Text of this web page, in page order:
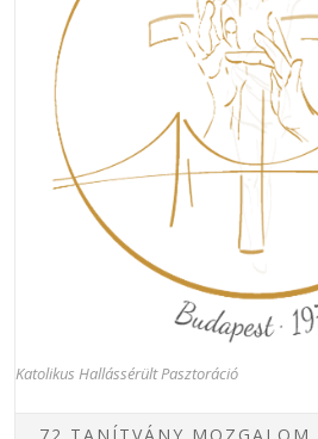
Katolikus Hallássérült Pasztoráció
72 TANÍTVÁNY MOZGALOM